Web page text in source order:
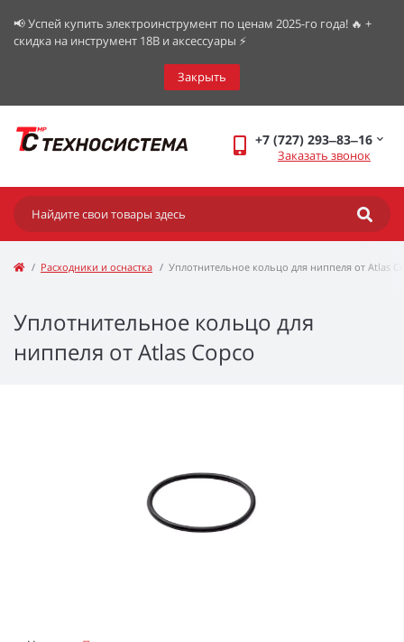
📢 Успей купить электроинструмент по ценам 2025-го года! 🔥 +
скидка на инструмент 18В и аксессуары ⚡️
Закрыть
+7 (727) 293‒83‒16
Заказать звонок
Расходники и оснастка Уплотнительное кольцо для ниппеля от Atlas
Уплотнительное кольцо для
ниппеля от Atlas Copco